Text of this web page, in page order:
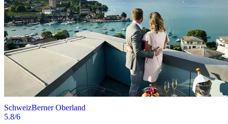
SchweizBerner Oberland
5.8/6